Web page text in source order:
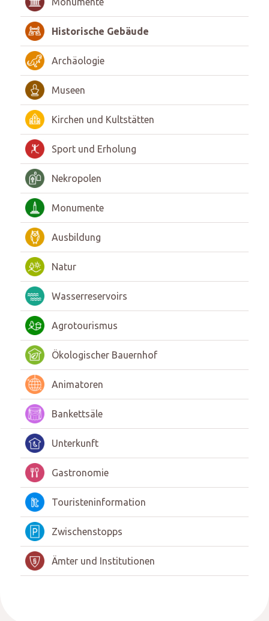
Historische Gebäude
Archäologie
Museen
Kirchen und Kultstätten
Sport und Erholung
Nekropolen
Monumente
Ausbildung
Natur
Wasserreservoirs
Agrotourismus
Ökologischer Bauernhof
Animatoren
Bankettsäle
Unterkunft
Gastronomie
Touristeninformation
Zwischenstopps
Ämter und Institutionen